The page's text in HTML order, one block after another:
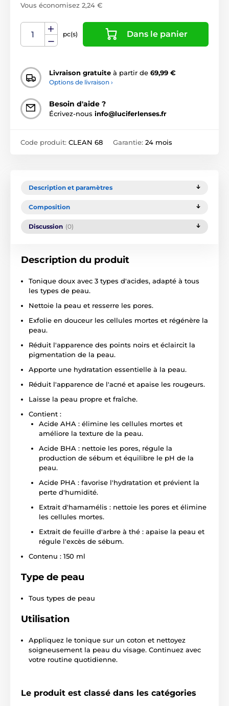
Vous économisez 2,24 €
pc(s) Dans le panier
Livraison gratuite à partir de 69,99 €
Options de livraison ›
Besoin d'aide ?
Écrivez-nous info@luciferlenses.fr
Code produit: CLEAN 68 Garantie: 24 mois
Description et paramètres
Composition
Discussion (0)
Description du produit
Tonique doux avec 3 types d'acides, adapté à tous
les types de peau.
Nettoie la peau et resserre les pores.
Exfolie en douceur les cellules mortes et régénère la
peau.
Réduit l'apparence des points noirs et éclaircit la
pigmentation de la peau.
Apporte une hydratation essentielle à la peau.
Réduit l'apparence de l'acné et apaise les rougeurs.
Laisse la peau propre et fraîche.
Contient :
Acide AHA : élimine les cellules mortes et
améliore la texture de la peau.
Acide BHA : nettoie les pores, régule la
production de sébum et équilibre le pH de la
peau.
Acide PHA : favorise l'hydratation et prévient la
perte d'humidité.
Extrait d'hamamélis : nettoie les pores et élimine
les cellules mortes.
Extrait de feuille d'arbre à thé : apaise la peau et
régule l'excès de sébum.
Contenu : 150 ml
Type de peau
Tous types de peau
Utilisation
Appliquez le tonique sur un coton et nettoyez
soigneusement la peau du visage. Continuez avec
votre routine quotidienne.
Le produit est classé dans les catégories